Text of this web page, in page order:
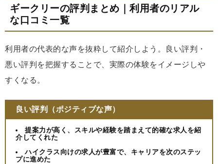
ギークリーの評判まとめ｜利用者のリアル
な口コミ一覧
利用者の代表的な声を抜粋して紹介しよう。良い評判・
悪い評判を把握することで、実際の体験をイメージしや
すくなる。
良い評判（ポジティブな声）
提案力が高く、スキルや経験を踏まえて的確な求人を紹
介してくれた
ハイクラス向けの求人が豊富で、キャリアを次のステッ
プに進めた